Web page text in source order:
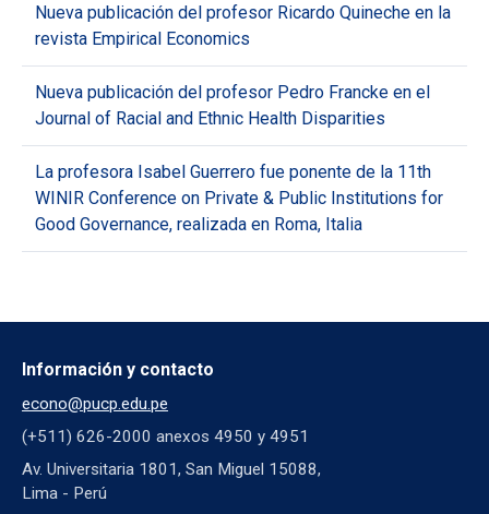
Nueva publicación del profesor Ricardo Quineche en la
revista Empirical Economics
Nueva publicación del profesor Pedro Francke en el
Journal of Racial and Ethnic Health Disparities
La profesora Isabel Guerrero fue ponente de la 11th
WINIR Conference on Private & Public Institutions for
Good Governance, realizada en Roma, Italia
Información y contacto
econo@pucp.edu.pe
(+511) 626-2000 anexos 4950 y 4951
Av. Universitaria 1801, San Miguel 15088,
Lima - Perú